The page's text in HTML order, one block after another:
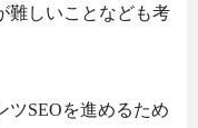
難しいことなども考
ツSEOを進めるため